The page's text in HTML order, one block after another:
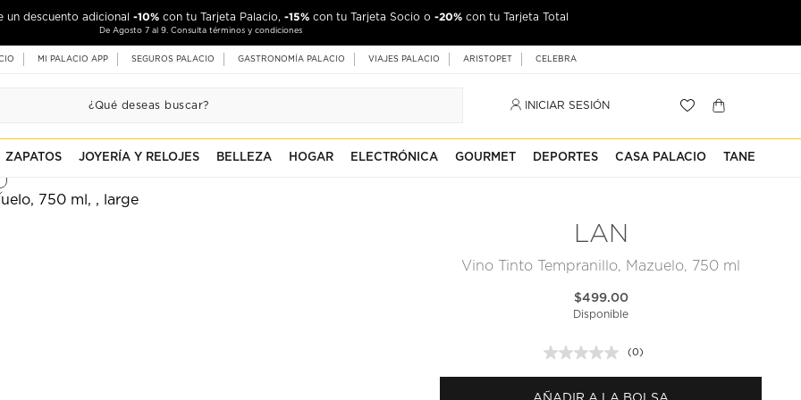
un descuento adicional -10% con tu Tarjeta Palacio, -15% con tu Tarjeta Socio o -20% con tu Tarjeta Total
De Agosto 7 al 9. Consulta términos y condiciones
MI PALACIO APP SEGUROS PALACIO GASTRONOMÍA PALACIO VIAJES PALACIO ARISTOPET CELEBRA
INICIAR SESIÓN
ZAPATOS JOYERÍA Y RELOJES BELLEZA HOGAR ELECTRÓNICA GOURMET DEPORTES CASA PALACIO TANE
LAN
Vino Tinto Tempranillo, Mazuelo, 750 ml
$499.00
Disponible
Sin
puntuación.
(0)